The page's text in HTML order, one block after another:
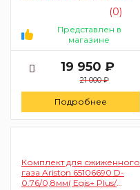
(0)
Представлен в
магазине
19 950 ₽
21 000 ₽
Подробнее
Комплект для сжиженного
газа Ariston 65106690 D-
0.76/0,8мм( Egis+ Plus/